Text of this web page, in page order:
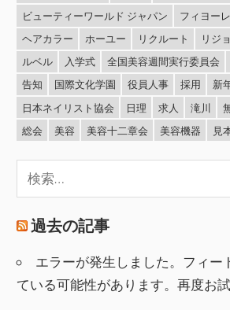
ビューティーワールド ジャパン
フィヨー
ヘアカラー
ホーユー リクルート リジ
ルベル
入学式 全国美容週間実行委員会
告知
国際文化学園 役員人事 採用 新
日本ネイリスト協会
日理 求人 滝川
総会
美容 美容十二章会 美容機器 見
索:
過去の記事
エラーが発生しました。フィー
ている可能性があります。再度お試